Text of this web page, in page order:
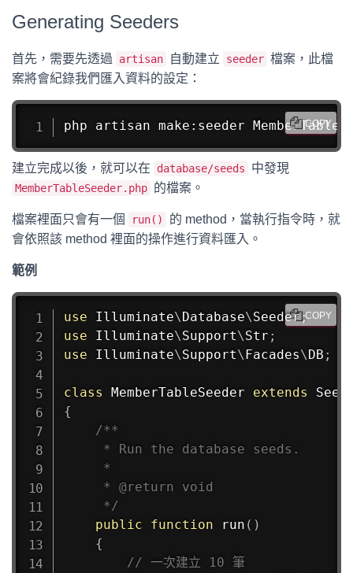
Generating Seeders
首先，需要先透過 artisan 自動建立 seeder 檔案，此檔
案將會紀錄我們匯入資料的設定：
php artisan make:seeder COPY
建立完成以後，就可以在 database/seeds 中發現
MemberTableSeeder.php 的檔案。
檔案裡面只會有一個 run()
的 method，當執行指令時，就
會依照該 method 裡面的操作進行資料匯入。
範例
use Illuminate\ Database\Seeder;
use
Illuminate\Support\Str ;
use
Illuminate\Support\ Facades\ DB ;
class MemberTableSeeder extends
{
/**
     * Run the database seeds.
     *
     * @return void
     */
public
function run ( )
{
// 一次建立 10 筆
COPY